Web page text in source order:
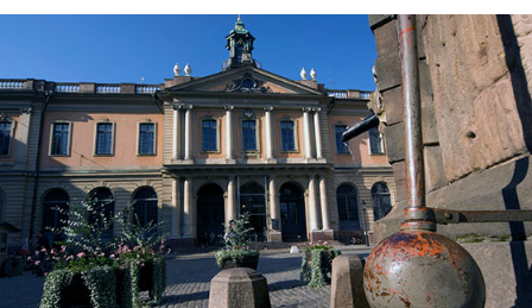
Skrivtips
Bokrecensioner
Kviss
Podden
Anmäl till språkpolisen